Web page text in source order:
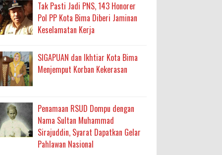
Layanan Berjalan Bertahap
Bantuan BSPS
2027 ke BPJN NTB
Pelaksanaan APBD Kota Bima
Kepercayaan Rakyat Landasan Utama
Air Bersih
Tak Pasti Jadi PNS, 143 Honorer
Pol PP Kota Bima Diberi Jaminan
Keselamatan Kerja
SIGAPUAN dan Ikhtiar Kota Bima
Menjemput Korban Kekerasan
Penamaan RSUD Dompu dengan
Nama Sultan Muhammad
Sirajuddin, Syarat Dapatkan Gelar
Pahlawan Nasional